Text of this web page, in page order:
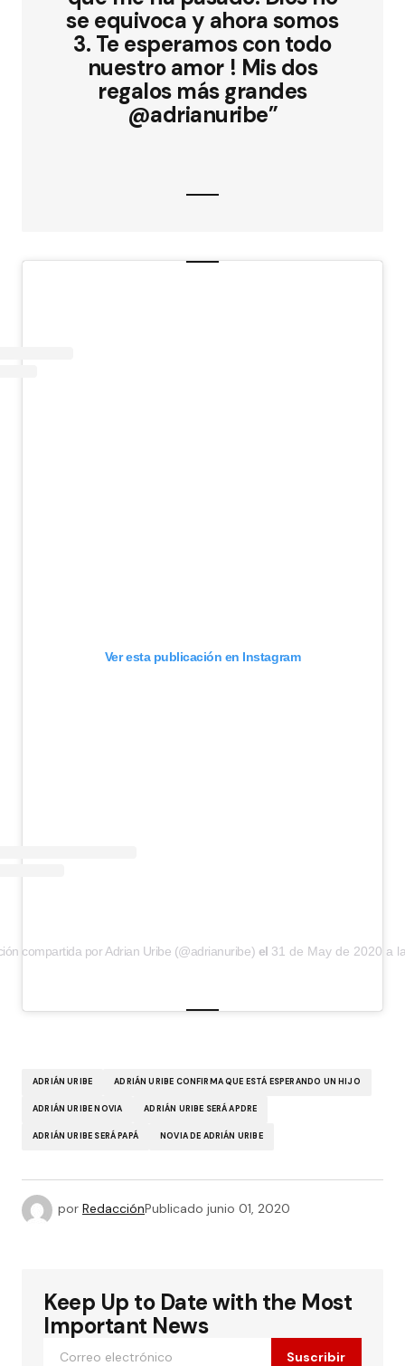
se equivoca y ahora somos
3. Te esperamos con todo
nuestro amor ! Mis dos
regalos más grandes
@adrianuribe”
Ver esta publicación en Instagram
compartida por Adrian Uribe (@adrianuribe) el 31 de May de 2020 a
ADRIÁN URIBE ADRIÁN URIBE CONFIRMA QUE ESTÁ ESPERANDO UN HIJO
ADRIÁN URIBE NOVIA ADRIÁN URIBE SERÁ APDRE
ADRIÁN URIBE SERÁ PAPÁ NOVIA DE ADRIÁN URIBE
por RedacciónPublicado junio 01, 2020
Keep Up to Date with the Most
Important News
Suscribir